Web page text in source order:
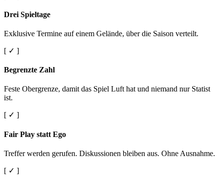
Drei Spieltage
Exklusive Termine auf einem Gelände, über die Saison verteilt.
[ ✓ ]
Begrenzte Zahl
Feste Obergrenze, damit das Spiel Luft hat und niemand nur Statist
ist.
[ ✓ ]
Fair Play statt Ego
Treffer werden gerufen. Diskussionen bleiben aus. Ohne Ausnahme.
[ ✓ ]